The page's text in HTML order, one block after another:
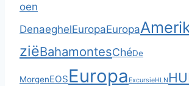
oen
DenaeghelEuropaEuropa
ziëBahamontesChéDe
MorgenEOSEuropa ExcursieHLN